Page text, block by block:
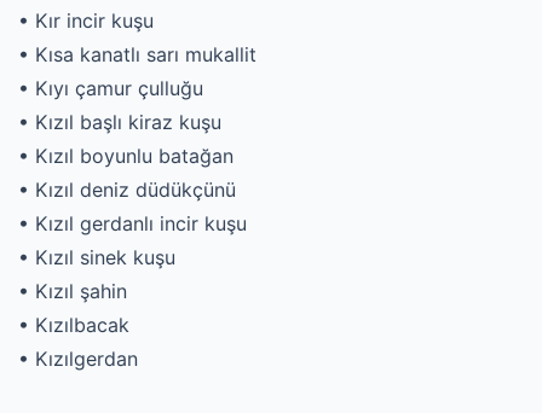
• Kır incir kuşu
• Kısa kanatlı sarı mukallit
• Kıyı çamur çulluğu
• Kızıl başlı kiraz kuşu
• Kızıl boyunlu batağan
• Kızıl deniz düdükçünü
• Kızıl gerdanlı incir kuşu
• Kızıl sinek kuşu
• Kızıl şahin
• Kızılbacak
• Kızılgerdan